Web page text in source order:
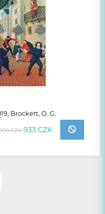
Brockett, O. G.
CZK933 CZK